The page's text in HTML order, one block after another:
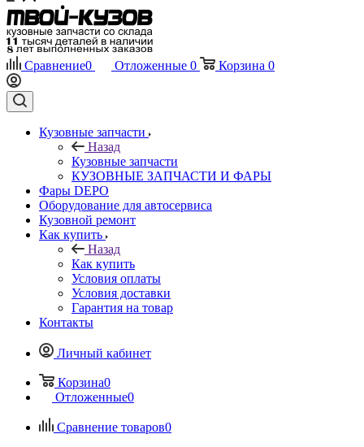
Сравнение0 Отложенные 0 Корзина 0
Кузовные запчасти
Назад
Кузовные запчасти
КУЗОВНЫЕ ЗАПЧАСТИ И ФАРЫ
Фары DEPO
Оборудование для автосервиса
Кузовной ремонт
Как купить
Назад
Как купить
Условия оплаты
Условия доставки
Гарантия на товар
Контакты
Личный кабинет
Корзина0
Отложенные0
Сравнение товаров0